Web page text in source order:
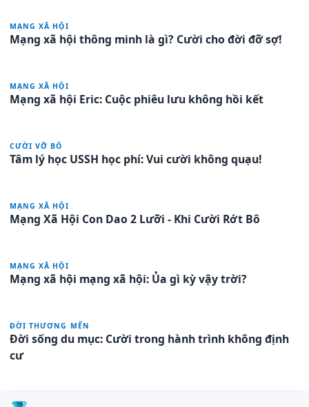
MẠNG XÃ HỘI
Mạng xã hội thông minh là gì? Cười cho đời đỡ sợ!
MẠNG XÃ HỘI
Mạng xã hội Eric: Cuộc phiêu lưu không hồi kết
CƯỜI VỠ BÔ
Tâm lý học USSH học phí: Vui cười không quạu!
MẠNG XÃ HỘI
Mạng Xã Hội Con Dao 2 Lưỡi - Khi Cười Rớt Bô
MẠNG XÃ HỘI
Mạng xã hội mạng xã hội: Ủa gì kỳ vậy trời?
ĐỜI THƯƠNG MẾN
Đời sống du mục: Cười trong hành trình không định
cư